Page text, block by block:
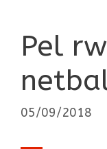
Pel
05/09/2018